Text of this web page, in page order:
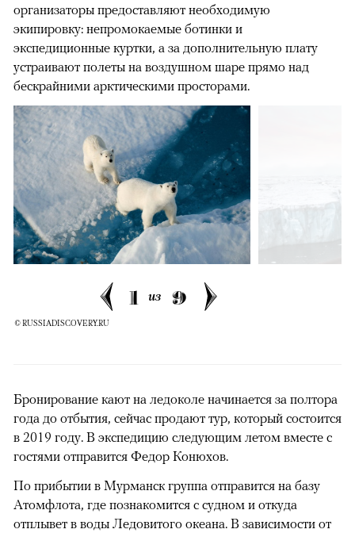
организаторы предоставляют необходимую
экипировку: непромокаемые ботинки и
экспедиционные куртки, а за дополнительную плату
устраивают полеты на воздушном шаре прямо над
бескрайними арктическими просторами.
1 из 9
© RUSSIADISCOVERY.RU
Бронирование кают на ледоколе начинается за полтора
года до отбытия, сейчас продают тур, который состоится
в 2019 году. В экспедицию следующим летом вместе с
гостями отправится Федор Конюхов.
По прибытии в Мурманск группа отправится на базу
Атомфлота, где познакомится с судном и откуда
отплывет в воды Ледовитого океана. В зависимости от